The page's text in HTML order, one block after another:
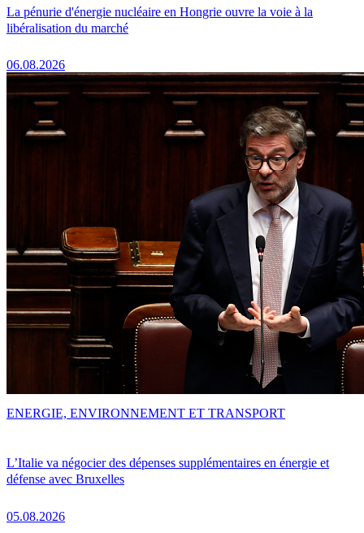
La pénurie d'énergie nucléaire en Hongrie ouvre la voie à la
libéralisation du marché
06.08.2026
L’Italie va négocier des dépenses supplémentaires en énergie et
défense avec Bruxelles
05.08.2026
ENERGIE, ENVIRONNEMENT ET TRANSPORT